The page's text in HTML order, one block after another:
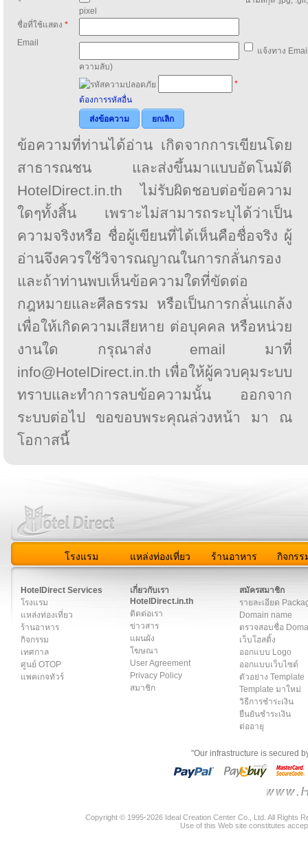
pixel
ชื่อที่ใช้แสดง *
Email
แจ้งทาง
ความลับ)
*
ต้องการรหัสอื่น
ส่งข้อความ
ยกเลิก
ข้อความที่ท่านได้อ่าน เกิดจากการเขียนโดย
สาธารณชน และส่งขึ้นมาแบบอัตโนมัติ
HotelDirect.in.th ไม่รับผิดชอบต่อข้อความ
ใดๆทั้งสิ้น เพราะไม่สามารถระบุได้ว่าเป็น
ความจริงหรือ ชื่อผู้เขียนที่ได้เห็นคือชื่อจริง ผู้
อ่านจึงควรใช้วิจารณญาณในการกลั่นกรอง
และถ้าท่านพบเห็นข้อความใดที่ขัดต่อ
กฎหมายและศีลธรรม หรือเป็นการกลั่นแกล้ง
เพื่อให้เกิดความเสียหาย ต่อบุคคล หรือหน่วย
งานใด กรุณาส่ง email มาที่
info@HotelDirect.in.th เพื่อให้ผู้ควบคุมระบบ
ทราบและทำการลบข้อความนั้น ออกจาก
ระบบต่อไป ขอขอบพระคุณล่วงหน้า มา ณ
โอกาสนี้
โรงแรม แหล่งท่องเที่ยว ร้านอาหาร กิจกรร
HotelDirect Services
โรงแรม
แหล่งท่องเที่ยว
ร้านอาหาร
กิจกรรม
เทศกาล
ศูนย์ OTOP
แพคเกจทัวร์
เกี่ยวกับเรา
HotelDirect.in.th
ติดต่อเรา
ข่าวสาร
แผนผัง
โฆษณา
User Agreement
Privacy Policy
สมาชิก
สมัครสมาชิก
รายละเอียด
Domain name
ตรวจสอบชื่อ
เว็บโฮสติ้ง
ออกแบบ Logo
ออกแบบเว็บไซต์
ตัวอย่าง Template
Template มาใหม่
วิธีการชำระเงิน
ยืนยันชำระเงิน
ต่ออายุ
"Our infrastructure is secured
Copyright © 1995-2026 Ideal Creation Center Co., Ltd. All Rights
Use of this Web site constitutes